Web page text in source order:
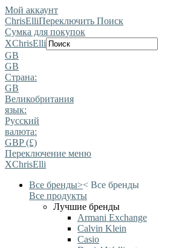
Мой аккаунт
ChrisElliПереключить Поиск
Сумка для покупок
XChrisElli
GB
GB
Страна:
GB
Великобритания
язык:
Pусский
валюта:
GBP (£)
Переключение меню
XChrisElli
Все бренды>< Все бренды
Все продукты
Лучшие бренды
Armani Exchange
Calvin Klein
Casio